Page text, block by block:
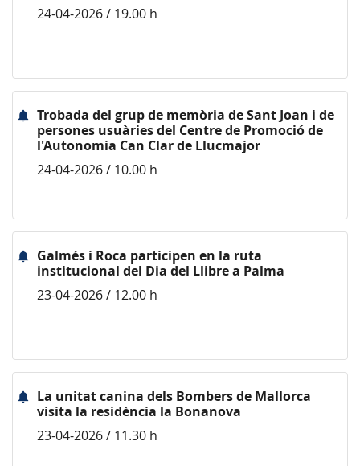
24-04-2026 / 19.00 h
Trobada del grup de memòria de Sant Joan i de
persones usuàries del Centre de Promoció de
l'Autonomia Can Clar de Llucmajor
24-04-2026 / 10.00 h
Galmés i Roca participen en la ruta
institucional del Dia del Llibre a Palma
23-04-2026 / 12.00 h
La unitat canina dels Bombers de Mallorca
visita la residència la Bonanova
23-04-2026 / 11.30 h